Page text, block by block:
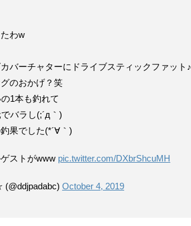
わw
バーチャターにドライブスティックファット♪
のおかげ？笑
1本も釣れて
バラし(;´д｀)
果でした(*´∀｀)
ストがwww pic.twitter.com/DXbrShcuMH
October 4, 2019